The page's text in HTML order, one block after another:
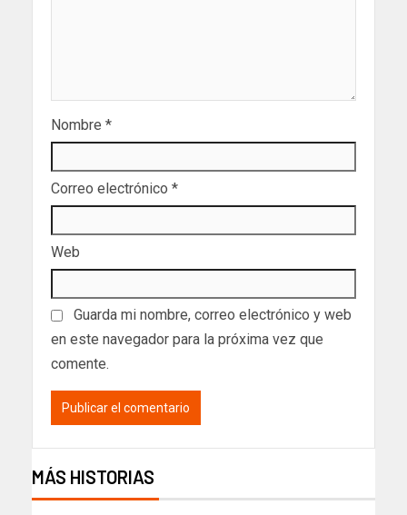
Nombre *
Correo electrónico *
Web
Guarda mi nombre, correo electrónico y web
en este navegador para la próxima vez que
comente.
MÁS HISTORIAS